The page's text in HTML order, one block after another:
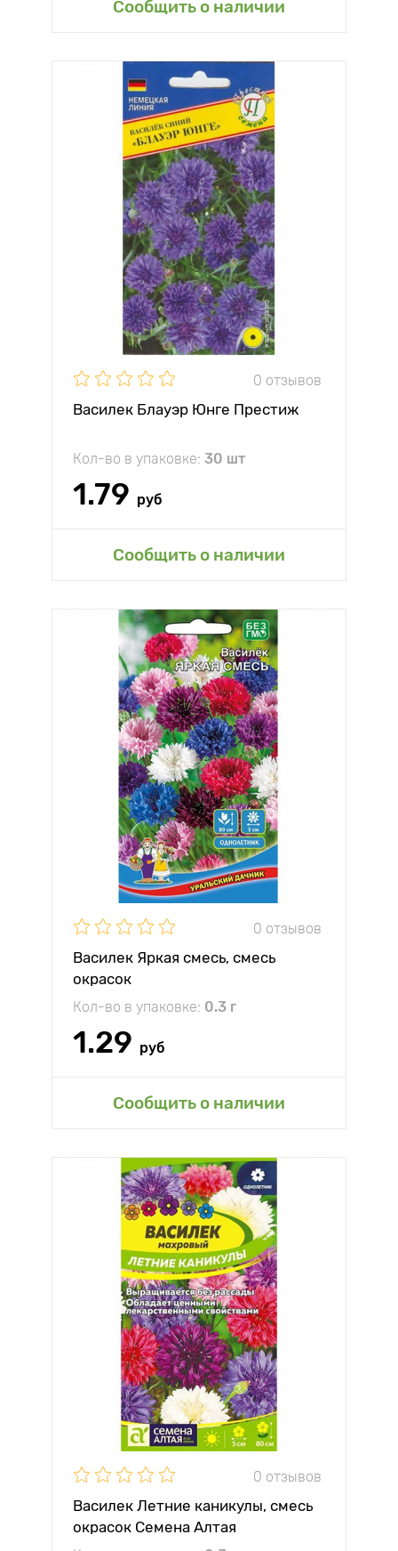
Сообщить о наличии
0 отзывов
Василек Блауэр Юнге Престиж
Кол-во в упаковке: 30 шт
1.79 руб
Сообщить о наличии
0 отзывов
Василек Яркая смесь, смесь
окрасок
Кол-во в упаковке: 0.3 г
1.29 руб
Сообщить о наличии
0 отзывов
Василек Летние каникулы, смесь
окрасок Семена Алтая